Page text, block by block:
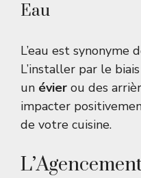
Eau
L’eau est synonyme
L’installer par le
un évier ou des
impacter
de votre cuisine.